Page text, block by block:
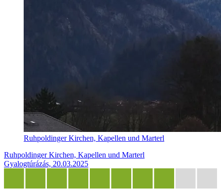
Ruhpoldinger Kirchen, Kapellen und Marterl
Ruhpoldinger Kirchen, Kapellen und Marterl
Gyalogtúrázás, 20.03.2025